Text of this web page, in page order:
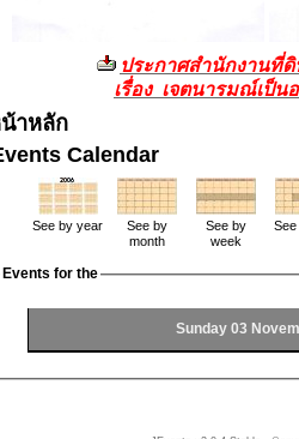
ประกาศสำนักงานที่
เรื่อง เจตนารมณ์เป็
าหลัก
Calendar
See by year
See by
month
See by
week
See
Events for the
Sunday 03